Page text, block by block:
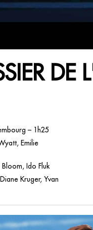
DE
– 1h25
Emilie
Ido Fluk
Kruger, Yvan